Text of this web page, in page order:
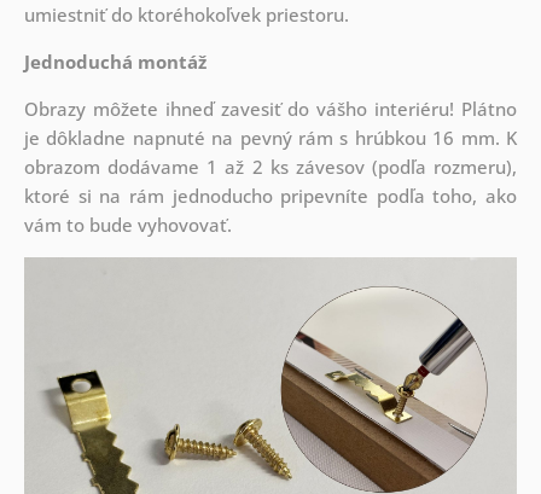
umiestniť do ktoréhokoľvek priestoru.
Jednoduchá montáž
Obrazy môžete ihneď zavesiť do vášho interiéru! Plátno
je dôkladne napnuté na pevný rám s hrúbkou 16 mm. K
obrazom dodávame 1 až 2 ks závesov (podľa rozmeru),
ktoré si na rám jednoducho pripevníte podľa toho, ako
vám to bude vyhovovať.